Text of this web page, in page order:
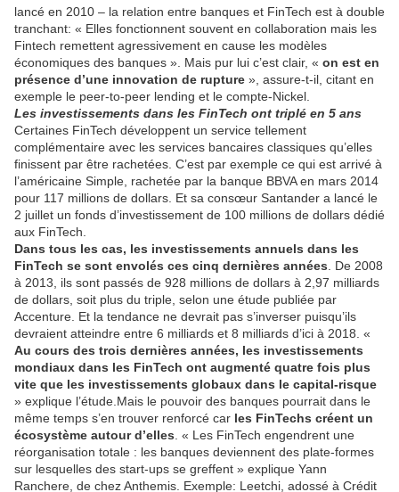
lancé en 2010 – la relation entre banques et FinTech est à double
tranchant: « Elles fonctionnent souvent en collaboration mais les
Fintech remettent agressivement en cause les modèles
économiques des banques ». Mais pur lui c’est clair, « on est en
présence d’une innovation de rupture », assure-t-il, citant en
exemple le peer-to-peer lending et le compte-Nickel.
Les investissements dans les FinTech ont triplé en 5 ans
Certaines FinTech développent un service tellement
complémentaire avec les services bancaires classiques qu’elles
finissent par être rachetées. C’est par exemple ce qui est arrivé à
l’américaine Simple, rachetée par la banque BBVA en mars 2014
pour 117 millions de dollars. Et sa consœur Santander a lancé le
2 juillet un fonds d’investissement de 100 millions de dollars dédié
aux FinTech.
Dans tous les cas, les investissements annuels dans les
FinTech se sont envolés ces cinq dernières années . De 2008
à 2013, ils sont passés de 928 millions de dollars à 2,97 milliards
de dollars, soit plus du triple, selon une étude publiée par
Accenture. Et la tendance ne devrait pas s’inverser puisqu’ils
devraient atteindre entre 6 milliards et 8 milliards d’ici à 2018. «
Au cours des trois dernières années, les investissements
mondiaux dans les FinTech ont augmenté quatre fois plus
vite que les investissements globaux dans le capital-risque
» explique l’étude.Mais le pouvoir des banques pourrait dans le
même temps s’en trouver renforcé car les FinTechs créent un
écosystème autour d’elles . « Les FinTech engendrent une
réorganisation totale : les banques deviennent des plate-formes
sur lesquelles des start-ups se greffent » explique Yann
Ranchere, de chez Anthemis. Exemple: Leetchi, adossé à Crédit